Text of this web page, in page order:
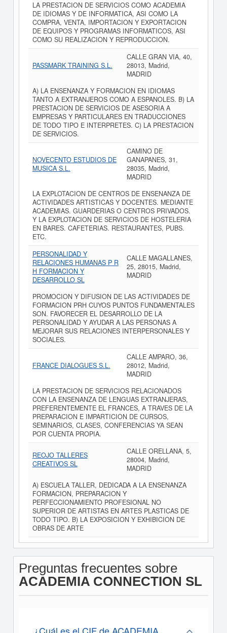
LA PRESTACION DE SERVICIOS COMO ACADEMIA
DE IDIOMAS Y DE INFORMATICA, ASI COMO LA
COMPRA, VENTA, IMPORTACION Y EXPORTACION
DE EQUIPOS Y PROGRAMAS INFORMATICOS, ASI
COMO SU REALIZACION Y REPRODUCCION.
PASSMARK TRAINING S.L.
CALLE GRAN VIA, 40,
28013, Madrid,
MADRID
A) LA ENSENANZA Y FORMACION EN IDIOMAS
TANTO A EXTRANJEROS COMO A ESPANOLES. B) LA
PRESTACION DE SERVICIOS DE ASESORIA A
EMPRESAS Y PARTICULARES EN TRADUCCIONES
DE TODO TIPO E INTERPRETES. C) LA PRESTACION
DE SERVICIOS.
NOVECENTO ESTUDIOS DE
MUSICA S.L.
CAMINO DE
GANAPANES, 31,
28035, Madrid,
MADRID
LA EXPLOTACION DE CENTROS DE ENSENANZA DE
ACTIVIDADES ARTISTICAS Y DOCENTES. MEDIANTE
ACADEMIAS. GUARDERIAS O CENTROS PRIVADOS.
Y LA EXPLOTACION DE SERVICIOS DE HOSTELERIA
EN BARES. CAFETERIAS. RESTAURANTES, PUBS.
ETC.
PERSONALIDAD Y
RELACIONES HUMANAS P R
H FORMACION Y
DESARROLLO SL
CALLE MAGALLANES,
25, 28015, Madrid,
MADRID
PROMOCION Y DIFUSION DE LAS ACTIVIDADES DE
FORMACION PRH CUYOS PUNTOS FUNDAMENTALES
SON. FAVORECER EL DESARROLLO DE LA
PERSONALIDAD Y AYUDAR A LAS PERSONAS A
MEJORAR SUS RELACIONES INTERPERSONALES Y
SOCIALES.
FRANCE DIALOGUES S.L.
CALLE AMPARO, 36,
28012, Madrid,
MADRID
LA PRESTACION DE SERVICIOS RELACIONADOS
CON LA ENSENANZA DE LENGUAS EXTRANJERAS,
PREFERENTEMENTE EL FRANCES, A TRAVES DE LA
PREPARACION E IMPARTICION DE CURSOS,
SEMINARIOS, CLASES, CONFERENCIAS YA SEAN
POR CUENTA PROPIA.
REOJO TALLERES
CREATIVOS SL
CALLE ORELLANA, 5,
28004, Madrid,
MADRID
A) ESCUELA TALLER, DEDICADA A LA ENSENANZA
FORMACION, PREPARACION Y
PERFECCIONAMIENTO PROFESIONAL NO
SUPERIOR DE ARTISTAS EN ARTES PLASTICAS DE
TODO TIPO. B) LA EXPOSICION Y EXHIBICION DE
OBRAS DE ARTE
Preguntas frecuentes sobre
ACADEMIA CONNECTION SL